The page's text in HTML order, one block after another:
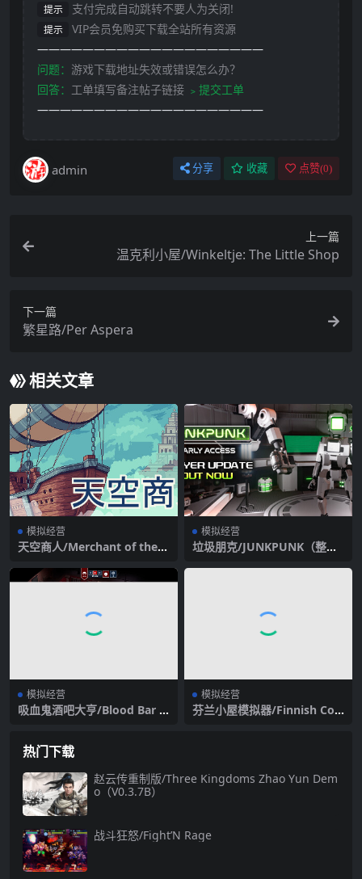
提示 支付完成自动跳转不要人为关闭!
提示
VIP会员免购买下载全站所有资源
————————————————————
问题： 游戏下载地址失效或错误怎么办？
回答： 工单填写备注帖子链接 ﹥提交工单
————————————————————
admin 分享 收藏 点赞(0)
上一篇
温克利小屋/Winkeltje: The Little Shop
下一篇
繁星路/Per Aspera
相关文章
模拟经营
天空商人/Merchant of the S
模拟经营
垃圾朋克/JUNKPUNK（整合
模拟经营
吸血鬼酒吧大亨/Blood Bar T
模拟经营
芬兰小屋模拟器/Finnish Cott
热门下载
赵云传重制版/Three Kingdoms Zhao Yun Dem
o（V0.3.7B）
战斗狂怒/Fight’N Rage